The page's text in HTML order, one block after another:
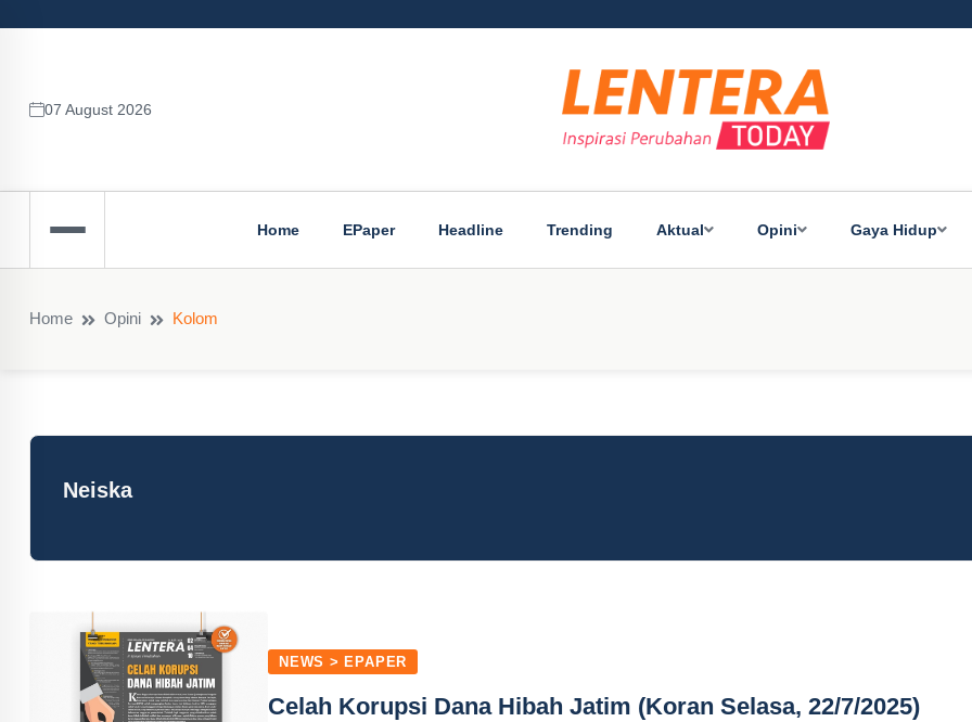
07 August 2026
Home EPaper Headline Trending Aktual Opini Gaya Hidup
Home Opini Kolom
Neiska
NEWS > EPAPER
Celah Korupsi Dana Hibah Jatim (Koran Selasa, 22/7/2025)